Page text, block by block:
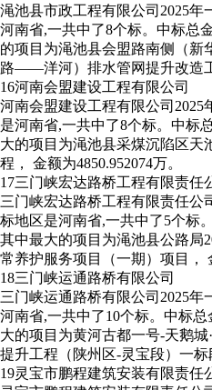
渑池县市政工程有限公司2025年
河南省,一共中了8个标。中标总
的项目为渑池县会盟路南侧（
路——洋河）排水管网提升改造工
16河南会盟建设工程有限公司
河南会盟建设工程有限公司2025
是河南省,一共中了8个标。中标
大的项目为渑池县采煤沉陷区天
程， 金额为4850.952074万。
17三门峡宏达路桥工程有限责任
三门峡宏达路桥工程有限责任公
标地区是河南省,一共中了5个标
其中最大的项目为渑池县公路局
常养护服务项目（一期）项目，
18三门峡运通路桥有限公司
三门峡运通路桥有限公司2025年
河南省,一共中了10个标。中标总
大的项目为黄河古都一号-天鹅
提升工程（陕州区-灵宝段）一标
19灵宝市鹏程建筑安装有限责任